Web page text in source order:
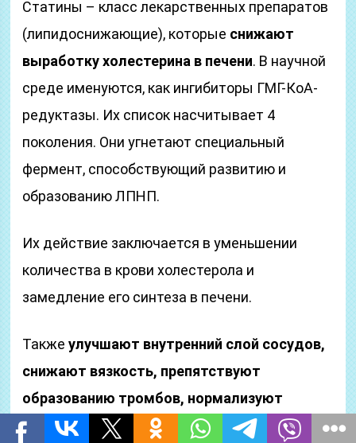
Статины – класс лекарственных препаратов
(липидоснижающие), которые снижают
выработку холестерина в печени. В научной
среде именуются, как ингибиторы ГМГ-КоА-
редуктазы. Их список насчитывает 4
поколения. Они угнетают специальный
фермент, способствующий развитию и
образованию ЛПНП.
Их действие заключается в уменьшении
количества в крови холестерола и
замедление его синтеза в печени.
Такжеулучшают внутренний слой сосудов,
снижают вязкость, препятствуют
образованию тромбов, нормализуют
свойства крови